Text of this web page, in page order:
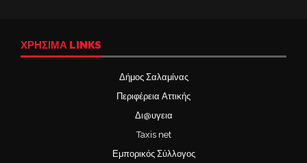
ΧΡΉΣΙΜΑ LINKS
Δήμος Σαλαμίνας
Περιφέρεια Αττικής
Δι@υγεια
Taxis net
Εμπορικός Σύλλογος